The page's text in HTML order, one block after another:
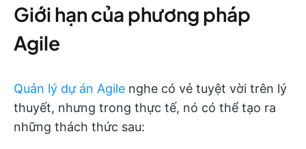
Giới hạn của phương pháp
Agile
Quản lý dự án Agile nghe có vẻ tuyệt vời trên lý
thuyết, nhưng trong thực tế, nó có thể tạo ra
những thách thức sau: